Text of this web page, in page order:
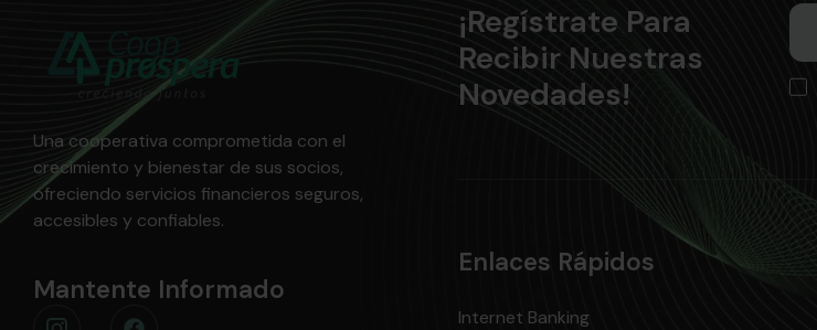
Una cooperativa comprometida con el
crecimiento y bienestar de sus socios,
ofreciendo servicios financieros seguros,
accesibles y confiables.
Mantente Informado
¡Regístrate Para
Recibir Nuestras
Novedades!
Enlaces Rápidos
Internet Banking